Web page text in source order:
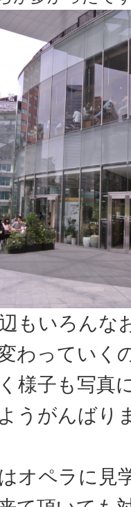
もいろんな
わっていく
様子も写真
うがんばり
オペラに見